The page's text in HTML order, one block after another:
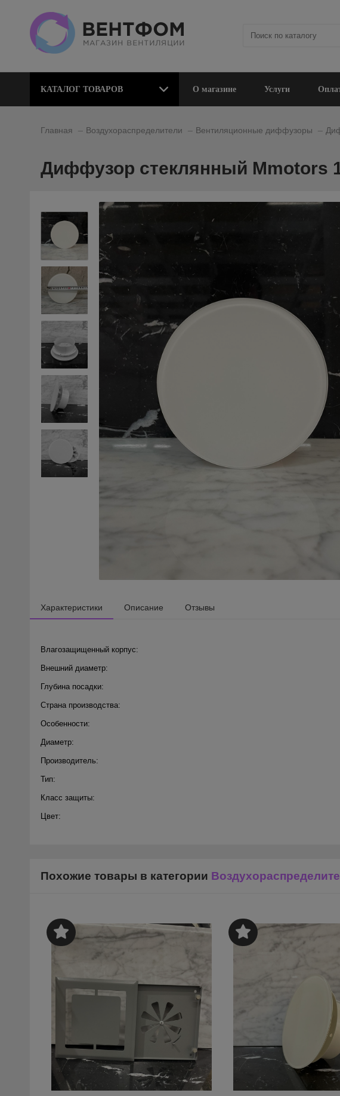
КАТАЛОГ ТОВАРОВ О магазине Услуги
Главная Воздухораспределители Вентиляционные диффузоры
Диффузор стеклянный Mmotors
Характеристики Описание Отзывы
Влагозащищенный корпус:
Внешний диаметр:
Глубина посадки:
Страна производства:
Особенности:
Диаметр:
Производитель:
Тип:
Класс защиты:
Цвет:
Похожие товары в категории